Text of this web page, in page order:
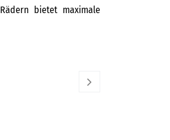
bietet maximale